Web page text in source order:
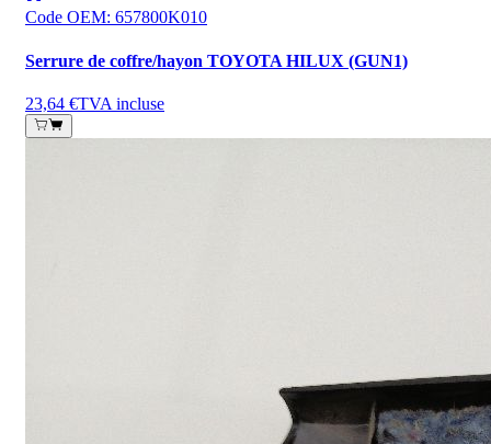
Code OEM: 657800K010
Serrure de coffre/hayon TOYOTA HILUX (GUN1)
23,64 €TVA incluse